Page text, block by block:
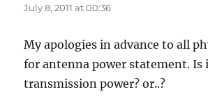
July 8, 2011 at 00:36
My apologies in advance to all
for antenna power statement. Is
transmission power? or..?